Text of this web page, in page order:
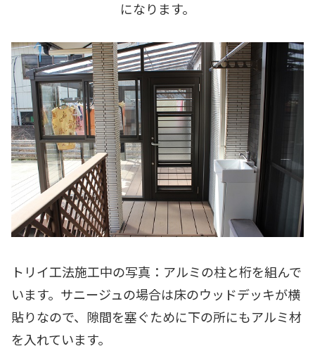
になります。
トリイ工法施工中の写真：アルミの柱と桁を組んで
います。サニージュの場合は床のウッドデッキが横
貼りなので、隙間を塞ぐために下の所にもアルミ材
を入れています。